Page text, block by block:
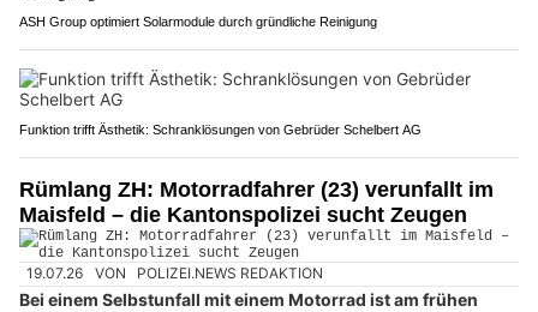
ASH Group optimiert Solarmodule durch gründliche Reinigung
Funktion trifft Ästhetik: Schranklösungen von Gebrüder Schelbert AG
Rümlang ZH: Motorradfahrer (23) verunfallt im
Maisfeld – die Kantonspolizei sucht Zeugen
19.07.26 VON POLIZEI.NEWS REDAKTION
Bei einem Selbstunfall mit einem Motorrad ist am frühen